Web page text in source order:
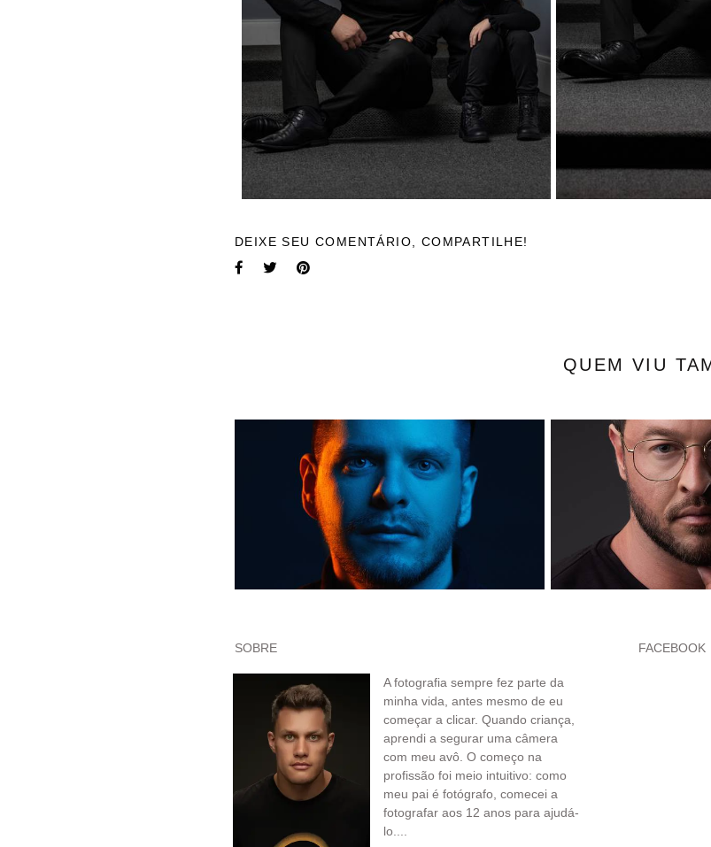
DEIXE SEU COMENTÁRIO, COMPARTILHE!
QUEM VIU
SOBRE
A fotografia sempre fez parte da
minha vida, antes mesmo de eu
começar a clicar. Quando criança,
aprendi a segurar uma câmera
com meu avô. O começo na
profissão foi meio intuitivo: como
meu pai é fotógrafo, comecei a
fotografar aos 12 anos para ajudá-
lo....
FACEBOOK